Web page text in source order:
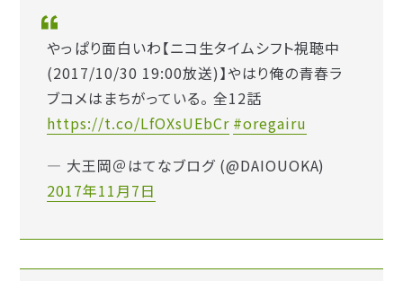
やっぱり面白いわ【ニコ生タイムシフト視聴中
(2017/10/30 19:00放送)】やはり俺の青春ラ
ブコメはまちがっている。 全12話
https://t.co/LfOXsUEbCr #oregairu
— 大王岡＠はてなブログ (@DAIOUOKA)
2017年11月7日